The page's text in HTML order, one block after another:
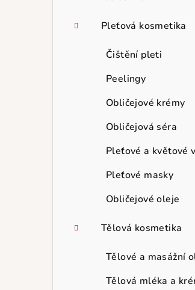
Pleťová kosmetika
Čištění pleti
Peelingy
Obličejové krémy
Obličejová séra
Pleťové a květové
Pleťové masky
Obličejové oleje
Tělová kosmetika
Tělové a masážní
Tělová mléka a